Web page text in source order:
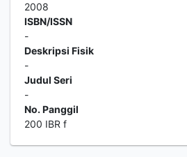
2008
ISBN/ISSN
-
Deskripsi Fisik
-
Judul Seri
-
No. Panggil
200 IBR f